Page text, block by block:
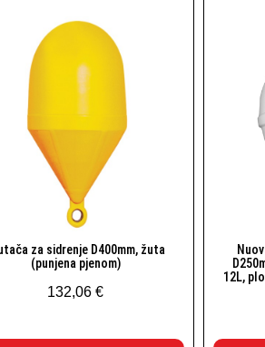
Brzi pogled
za sidrenje D400mm, žuta
(punjena pjenom)
132,06 €
12L,